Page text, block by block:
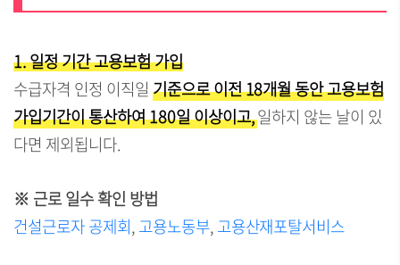
1. 일정 기간 고용보험 가입
수급자격 인정 이직일 기준으로 이전 18개월 동안 고용보험
가입기간이 통산하여 180일 이상이고,일하지 않는 날이 있
다면 제외됩니다.
※ 근로 일수 확인 방법
건설근로자 공제회,고용노동부,고용산재포탈서비스